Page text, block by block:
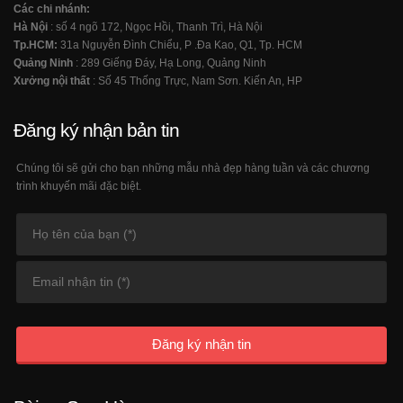
Các chi nhánh:
Hà Nội : số 4 ngõ 172, Ngọc Hồi, Thanh Trì, Hà Nội
Tp.HCM: 31a Nguyễn Đình Chiểu, P .Đa Kao, Q1, Tp. HCM
Quảng Ninh : 289 Giếng Đáy, Hạ Long, Quảng Ninh
Xưởng nội thất : Số 45 Thống Trực, Nam Sơn. Kiến An, HP
Đăng ký nhận bản tin
Chúng tôi sẽ gửi cho bạn những mẫu nhà đẹp hàng tuần và các chương
trình khuyến mãi đặc biệt.
Đăng ký nhận tin